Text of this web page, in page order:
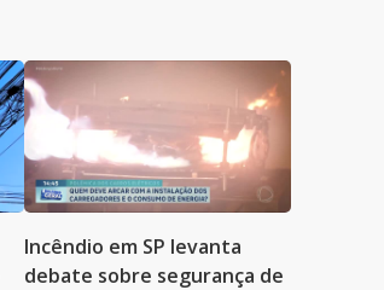
Incêndio em SP levanta
debate sobre segurança de